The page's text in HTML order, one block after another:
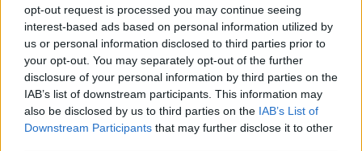
opt-out request is processed you may continue seeing
interest-based ads based on personal information utilized by
us or personal information disclosed to third parties prior to
your opt-out. You may separately opt-out of the further
disclosure of your personal information by third parties on the
IAB’s list of downstream participants. This information may
also be disclosed by us to third parties on the IAB’s List of
Downstream Participants that may further disclose it to other
Righetti che ha assegnato, tra gli altri, ai premi Oscar Colin
Firth, Hellen Mirren e Robert Moresco, a Gina Lollobrigida,
Mark Strong e Matt Dillon.
Inoltre, sarà disponibile il libro "Alberto Sordi segreto", il
primo sulla sua vita fuori dal set, scritto da Igor Righetti e
pubblicato da Rubbettino editore. Giunto all'undicesima